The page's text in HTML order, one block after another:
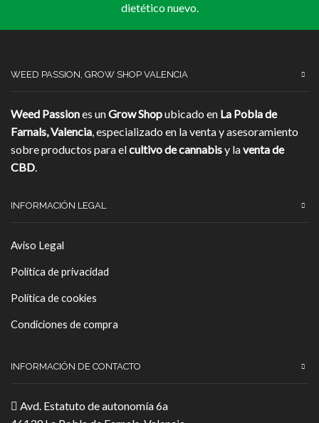
dietético nuevo.
WEED PASSION, GROW SHOP VALENCIA
Weed Passiones unGrow Shopubicado en La Pobla de
Farnals, Valencia, especializado en la venta y asesoramiento
sobre productos para elcultivo de cannabisy laventa de
CBD.
INFORMACIÓN LEGAL
Aviso Legal
Política de privacidad
Política de cookies
Condiciones de compra
INFORMACIÓN DE CONTACTO
Avd. Estatuto de autonomía 6a